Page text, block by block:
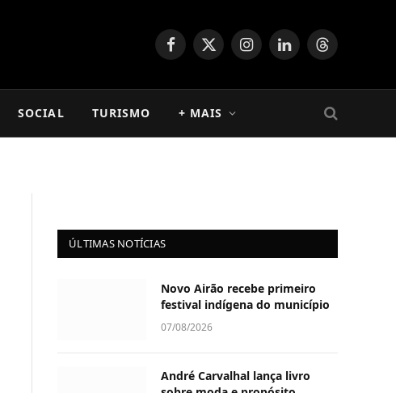
Facebook
X
InstagramLinkedInThreads
SOCIAL TURISMO + MAIS
ÚLTIMAS NOTÍCIAS
Novo Airão recebe primeiro
festival indígena do município
07/08/2026
André Carvalhal lança livro